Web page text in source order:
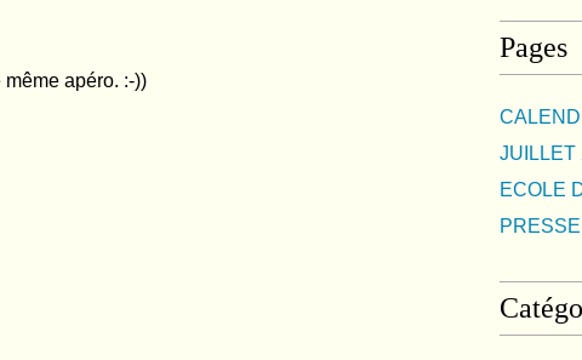
apéro. :-))
Pages
JUILLET
ECOLE
PRESSE